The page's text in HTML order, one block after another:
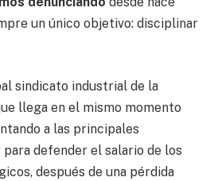
un único objetivo: disciplinar
sindicato industrial de la
llega en el mismo momento
a las principales
defender el salario de los
después de una pérdida